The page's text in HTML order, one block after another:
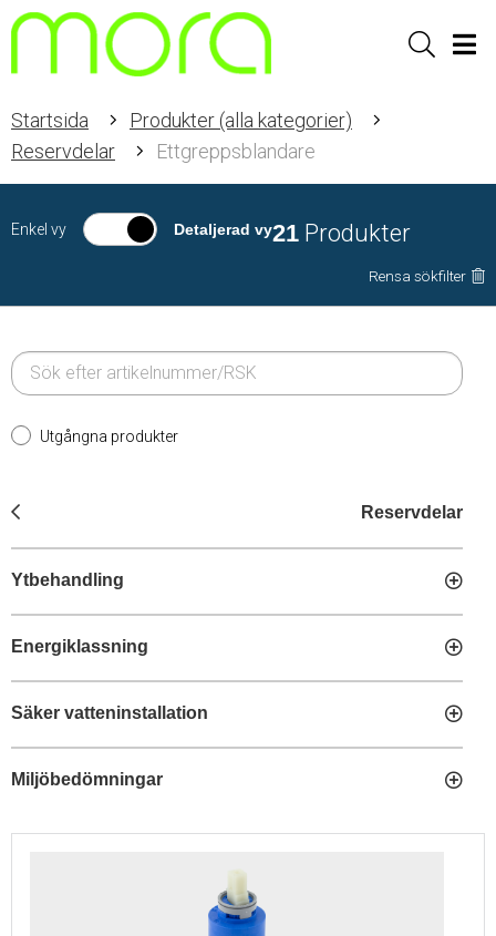
Sök
Startsida
Produkter (alla kategorier)
Reservdelar
Ettgreppsblandare
Enkel vy Detaljerad vy21 Produkter
Rensa sökfilter
Utgångna produkter
Reservdelar
Ytbehandling
Energiklassning
Säker vatteninstallation
Miljöbedömningar